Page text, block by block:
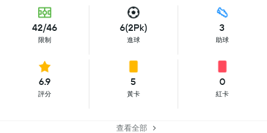
42/46
限制
6(2Pk)
進球
3
助球
6.9
評分
5
黃卡
0
紅卡
查看全部